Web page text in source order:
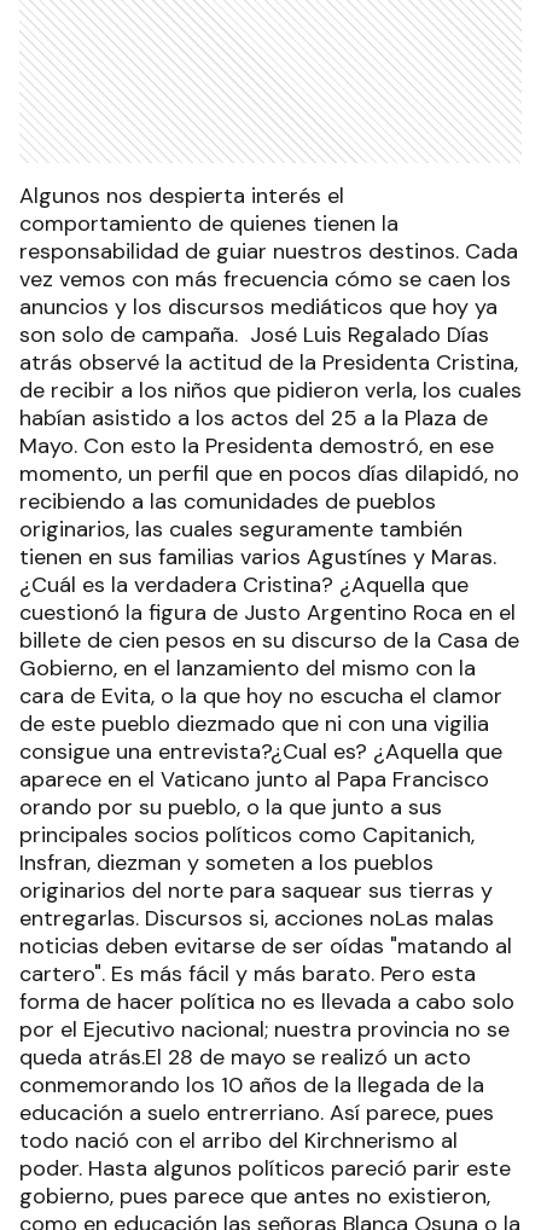
Algunos nos despierta interés el
comportamiento de quienes tienen la
responsabilidad de guiar nuestros destinos. Cada
vez vemos con más frecuencia cómo se caen los
anuncios y los discursos mediáticos que hoy ya
son solo de campaña. José Luis Regalado Días
atrás observé la actitud de la Presidenta Cristina,
de recibir a los niños que pidieron verla, los cuales
habían asistido a los actos del 25 a la Plaza de
Mayo. Con esto la Presidenta demostró, en ese
momento, un perfil que en pocos días dilapidó, no
recibiendo a las comunidades de pueblos
originarios, las cuales seguramente también
tienen en sus familias varios Agustínes y Maras.
¿Cuál es la verdadera Cristina? ¿Aquella que
cuestionó la figura de Justo Argentino Roca en el
billete de cien pesos en su discurso de la Casa de
Gobierno, en el lanzamiento del mismo con la
cara de Evita, o la que hoy no escucha el clamor
de este pueblo diezmado que ni con una vigilia
consigue una entrevista?¿Cual es? ¿Aquella que
aparece en el Vaticano junto al Papa Francisco
orando por su pueblo, o la que junto a sus
principales socios políticos como Capitanich,
Insfran, diezman y someten a los pueblos
originarios del norte para saquear sus tierras y
entregarlas. Discursos si, acciones noLas malas
noticias deben evitarse de ser oídas "matando al
cartero". Es más fácil y más barato. Pero esta
forma de hacer política no es llevada a cabo solo
por el Ejecutivo nacional; nuestra provincia no se
queda atrás.El 28 de mayo se realizó un acto
conmemorando los 10 años de la llegada de la
educación a suelo entrerriano. Así parece, pues
todo nació con el arribo del Kirchnerismo al
poder. Hasta algunos políticos pareció parir este
gobierno, pues parece que antes no existieron,
como en educación las señoras Blanca Osuna o la